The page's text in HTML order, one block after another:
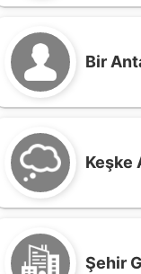
Bir
Keşke
Şehir